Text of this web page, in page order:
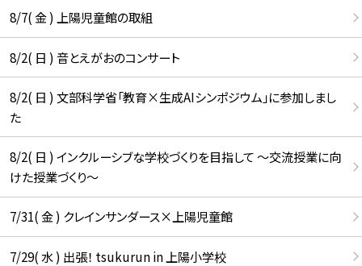
8/7( 金 ) 上陽児童館の取組
8/2( 日 ) 音とえがおのコンサート
8/2( 日 ) 文部科学省「教育×生成AIシンポジウム」に参加しまし
た
8/2( 日 ) インクルーシブな学校づくりを目指して ～交流授業に向
けた授業づくり～
7/31( 金 ) クレインサンダース×上陽児童館
7/29( 水 ) 出張！ tsukurun in 上陽小学校